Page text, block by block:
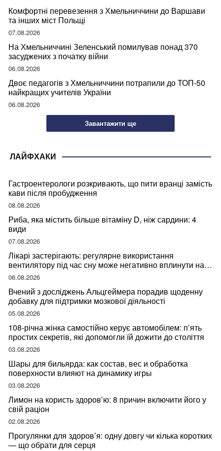
Комфортні перевезення з Хмельниччини до Варшави
та інших міст Польщі
07.08.2026
На Хмельниччині Зеленський помилував понад 370
засуджених з початку війни
06.08.2026
Двоє педагогів з Хмельниччини потрапили до ТОП-50
найкращих учителів України
06.08.2026
Завантажити ще
ЛАЙФХАКИ
Гастроентерологи розкривають, що пити вранці замість
кави після пробудження
08.08.2026
Риба, яка містить більше вітаміну D, ніж сардини: 4
види
07.08.2026
Лікарі застерігають: регулярне використання
вентилятору під час сну може негативно вплинути на
ваше здоров’я
06.08.2026
Вчений з досліджень Альцгеймера порадив щоденну
добавку для підтримки мозкової діяльності
05.08.2026
108-річна жінка самостійно керує автомобілем: п’ять
простих секретів, які допомогли їй дожити до століття
03.08.2026
Шары для бильярда: как состав, вес и обработка
поверхности влияют на динамику игры
03.08.2026
Лимон на користь здоров’ю: 8 причин включити його у
свій раціон
02.08.2026
Прогулянки для здоров’я: одну довгу чи кілька коротких
— що обрати для серця